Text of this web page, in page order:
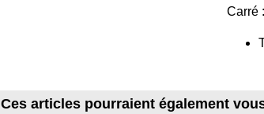
Carré
Ces articles pourraient également